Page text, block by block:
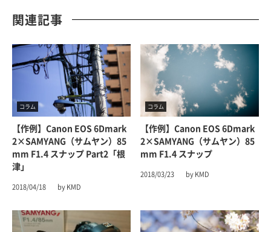
関連記事
コラム
【作例】Canon EOS 6Dmark
2×SAMYANG（サムヤン）85
Mm F1.4 スナップ Part2「根
津」
2018/04/18 by KMD
コラム
【作例】Canon EOS 6Dmark
2×SAMYANG（サムヤン）85
Mm F1.4 スナップ
2018/03/23 by KMD